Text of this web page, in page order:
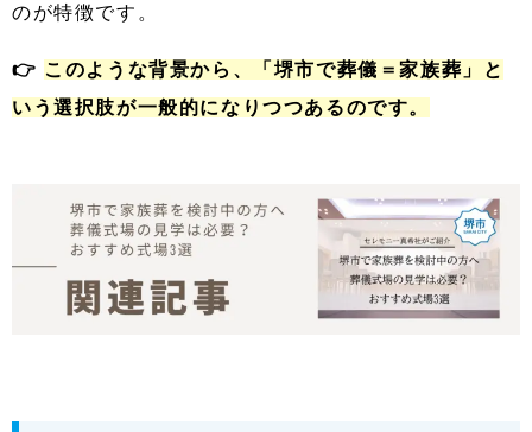
のが特徴です。
👉 このような背景から、「堺市で葬儀＝家族葬」と
いう選択肢が一般的になりつつあるのです。